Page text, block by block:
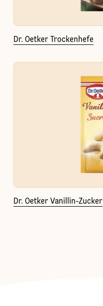
Dr. Oetker Trockenhefe
Dr. Oetker Vanillin-Zucker